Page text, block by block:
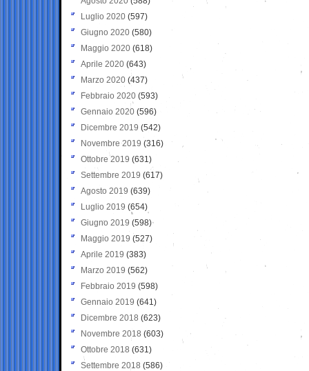
Luglio 2020 (597)
Giugno 2020 (580)
Maggio 2020 (618)
Aprile 2020 (643)
Marzo 2020 (437)
Febbraio 2020 (593)
Gennaio 2020 (596)
Dicembre 2019 (542)
Novembre 2019 (316)
Ottobre 2019 (631)
Settembre 2019 (617)
Agosto 2019 (639)
Luglio 2019 (654)
Giugno 2019 (598)
Maggio 2019 (527)
Aprile 2019 (383)
Marzo 2019 (562)
Febbraio 2019 (598)
Gennaio 2019 (641)
Dicembre 2018 (623)
Novembre 2018 (603)
Ottobre 2018 (631)
Settembre 2018 (586)